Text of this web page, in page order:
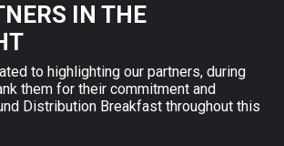
IN THE
to highlighting our partners, during
them for their commitment and
Distribution Breakfast throughout this